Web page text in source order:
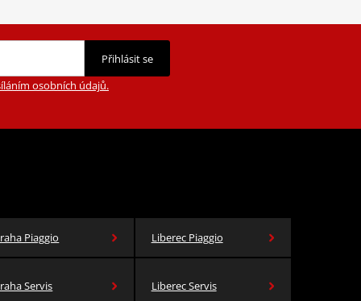
Přihlásit se
osobních údajů.
Piaggio Liberec Piaggio
Servis Liberec Servis